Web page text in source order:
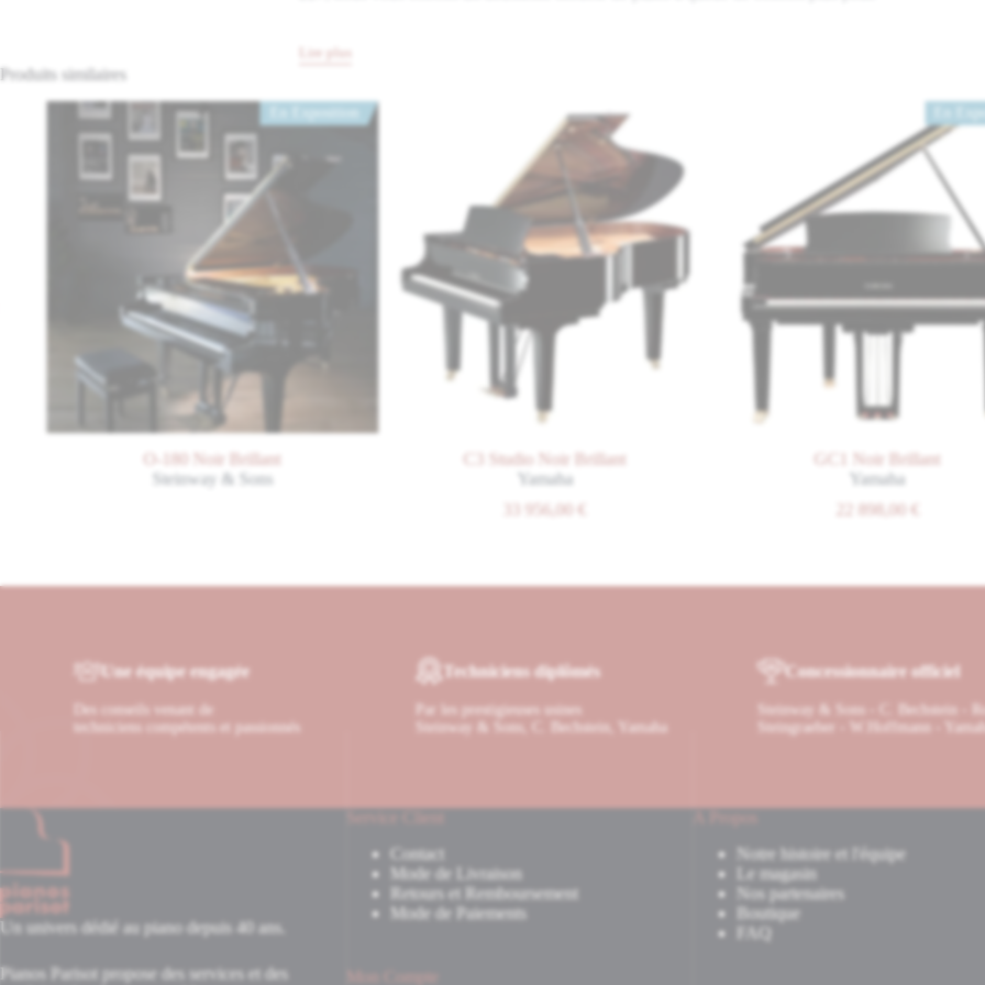
Lire plus
Produits similaires
O-180 Noir Brillant
Steinway & Sons
C3 Studio Noir Brillant
Yamaha
33 956,00
€
GC1 Noir Brillant
Yamaha
22 898,00
€
Une équipe engagée
Des conseils venant de
techniciens compétents et passionnés
Techniciens diplômés
Par les prestigieuses usines
Steinway & Sons, C. Bechstein, Yamaha
Concessionnaire officiel
Steinway & Sons - C. Bechstein -
Steingraeber - W.Hoffmann -
Un univers dédié au piano depuis 40 ans.
Pianos Parisot propose des services et des
Contact
Mode de Livraison
Retours et Remboursement
Mode de Paiements
Notre histoire et l'équipe
Le magasin
Nos partenaires
Boutique
FAQ